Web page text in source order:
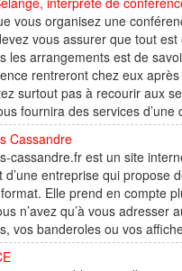
vous organisez une
vous assurer que tout
les arrangements est de
rentreront chez eux
surtout pas à recourir aux
fournira des services
Cassandre
cassandre.fr est un site
d’une entreprise qui
Elle prend en compte
n’avez qu’à vous
vos banderoles ou vos